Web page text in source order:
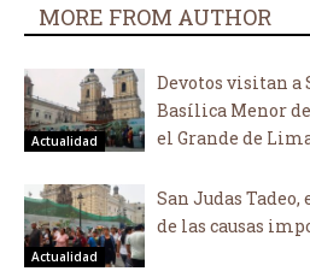
MORE FROM AUTHOR
Actualidad
Devotos visitan a
Basílica Menor
el Grande de
Actualidad
San Judas
de las causas